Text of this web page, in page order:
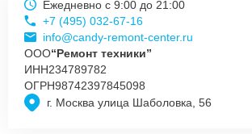
г. Москва улица Шаболовка, 56
Ежедневно с 9:00 до 21:00
+7 (495) 032-67-16
info@candy-remont-center.ru
ООО“Ремонт техники”
ИНН234789782
ОГРН98742397845098